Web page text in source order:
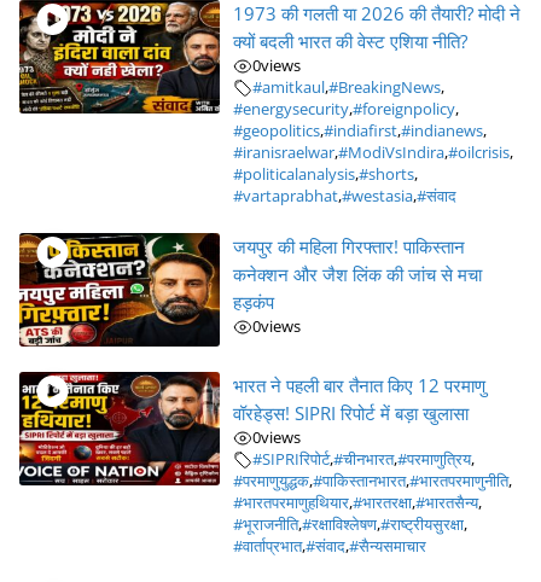
1973 की गलती या 2026 की तैयारी? मोदी ने
क्यों बदली भारत की वेस्ट एशिया नीति?
0views
#amitkaul,#BreakingNews,
#energysecurity,#foreignpolicy,
#geopolitics,#indiafirst,#indianews,
#iranisraelwar,#ModiVsIndira,#oilcrisis,
#politicalanalysis,#shorts,
#vartaprabhat,#westasia,#संवाद
जयपुर की महिला गिरफ्तार! पाकिस्तान
कनेक्शन और जैश लिंक की जांच से मचा
हड़कंप
0views
भारत ने पहली बार तैनात किए 12 परमाणु
वॉरहेड्स! SIPRI रिपोर्ट में बड़ा खुलासा
0views
#SIPRIरिपोर्ट,#चीनभारत,#परमाणुत्रिय,
#परमाणुयुद्धक,#पाकिस्तानभारत,#भारतपरमाणुनीति,
#भारतपरमाणुहथियार,#भारतरक्षा,#भारतसैन्य,
#भूराजनीति,#रक्षाविश्लेषण,#राष्ट्रीयसुरक्षा,
#वार्ताप्रभात,#संवाद,#सैन्यसमाचार